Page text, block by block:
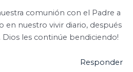
comunión con el Padre a
en nuestro vivir diario, después
Dios les continúe bendiciendo!
Responder